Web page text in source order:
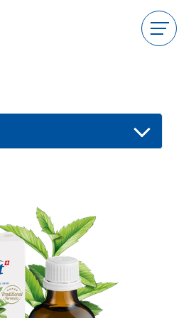
conseillère
Guides
Sel de la Mer Morte |
Body Peeling
Fast Protection